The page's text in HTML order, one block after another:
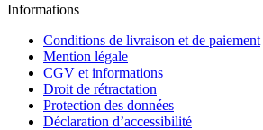
Informations
Conditions de livraison et de paiement
Mention légale
CGV et informations
Droit de rétractation
Protection des données
Déclaration d’accessibilité